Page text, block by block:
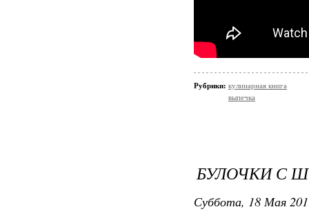
Рубрики: кулинарная книга
выпечка
БУЛОЧКИ С
Суббота, 18 Мая